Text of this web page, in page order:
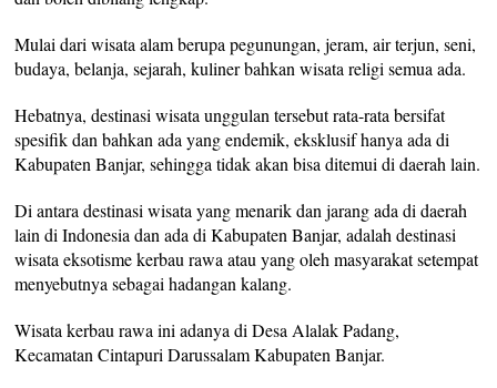
Mulai dari wisata alam berupa pegunungan, jeram, air terjun, seni,
budaya, belanja, sejarah, kuliner bahkan wisata religi semua ada.
Hebatnya, destinasi wisata unggulan tersebut rata-rata bersifat
spesifik dan bahkan ada yang endemik, eksklusif hanya ada di
Kabupaten Banjar, sehingga tidak akan bisa ditemui di daerah lain.
Di antara destinasi wisata yang menarik dan jarang ada di daerah
lain di Indonesia dan ada di Kabupaten Banjar, adalah destinasi
wisata eksotisme kerbau rawa atau yang oleh masyarakat setempat
menyebutnya sebagai hadangan kalang.
Wisata kerbau rawa ini adanya di Desa Alalak Padang,
Kecamatan Cintapuri Darussalam Kabupaten Banjar.